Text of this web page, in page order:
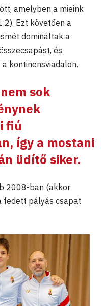
amelyben a mieink
Ezt követően a
domináltak a
és
kontinensviadalon.
sok
fiú
így a mostani
üdítő siker.
2008-ban (akkor
fedett pályás csapat